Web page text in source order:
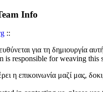
Info
::
για τη δημιουργία
is responsible for weaving this
η επικοινωνία μαζί μας,